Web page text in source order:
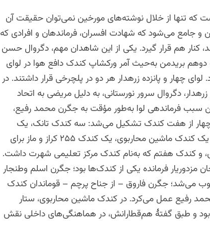
است که تنها از خلال نوشته‌های مورخین نمی‌توان حقیقت آن
و جامع می‌شود که شهادت افسران، فرماندهان و افرادی که
کنار هم قرار گیرد. یکی از این شاهدان مهم، دگروال حسن
بریدمن به‌حیث آمر ورکشاپ کندک دافع هوا در لوای
چهار و پانزده زرهدار هر دو در پلچرخی قرار داشتند. در
دگروال سرور نورستانی، به دلیل مریضی به اتحاد
سبب فرماندهی لوا به‌طور مؤقت به جگرن محمد رفیع،
چهار از هفت کندک تشکیل می‌شد: سه کندک تانک، یک
کندک دافع هوا مجهز با شیلکا، یک کندک ماشین محاربوی، یک کندک ۲۵۵ کراز و ماز برای
و کندک هفتم که به‌نام کندک مرکز تعلیمی شهرت داشت.
مزدوریار فرمانده یکی از کندک‌ها بود؛ جگرن اسلم وطنجار
می‌شد؛ جگرن فاروق – از جناح پرچم – قوماندان کندک
رفیع عمل می‌کرد. در کندک ماشین محاربوی، ستار
و طبق گفتهٔ هم‌قطارانش، در هماهنگی‌های داخلی نقش